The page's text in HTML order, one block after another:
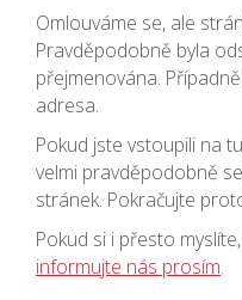
Omlouváme se, ale
Pravděpodobně byla
přejmenována.
adresa.
Pokud jste vstoupili na
velmi pravděpodobně
stránek. Pokračujte
Pokud si i přesto
informujte nás prosím.